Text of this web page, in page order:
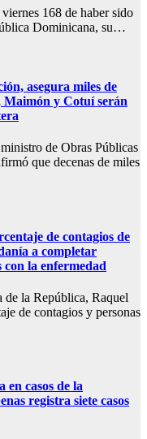
168 de haber sido
Dominicana, su…
asegura miles de
Maimón y Cotuí serán
de Obras Públicas
que decenas de miles
de contagios de
a completar
la enfermedad
la República, Raquel
de contagios y personas
casos de la
registra siete casos